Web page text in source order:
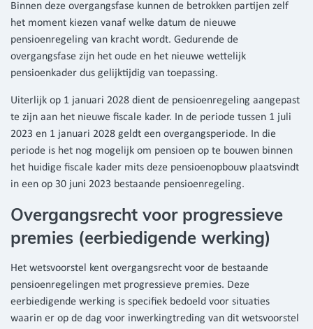
Binnen deze overgangsfase kunnen de betrokken partijen zelf
het moment kiezen vanaf welke datum de nieuwe
pensioenregeling van kracht wordt. Gedurende de
overgangsfase zijn het oude en het nieuwe wettelijk
pensioenkader dus gelijktijdig van toepassing.
Uiterlijk op 1 januari 2028 dient de pensioenregeling aangepast
te zijn aan het nieuwe fiscale kader. In de periode tussen 1 juli
2023 en 1 januari 2028 geldt een overgangsperiode. In die
periode is het nog mogelijk om pensioen op te bouwen binnen
het huidige fiscale kader mits deze pensioenopbouw plaatsvindt
in een op 30 juni 2023 bestaande pensioenregeling.
Overgangsrecht voor progressieve
premies (eerbiedigende werking)
Het wetsvoorstel kent overgangsrecht voor de bestaande
pensioenregelingen met progressieve premies. Deze
eerbiedigende werking is specifiek bedoeld voor situaties
waarin er op de dag voor inwerkingtreding van dit wetsvoorstel